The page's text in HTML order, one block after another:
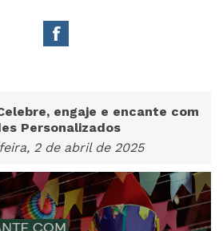
engaje e encante com
Personalizados
2 de abril de 2025